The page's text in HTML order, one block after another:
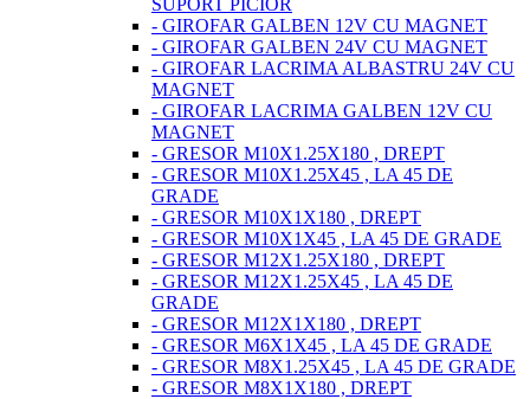
SUPORT PICIOR
- GIROFAR GALBEN 12V CU MAGNET
- GIROFAR GALBEN 24V CU MAGNET
- GIROFAR LACRIMA ALBASTRU 24V CU
MAGNET
- GIROFAR LACRIMA GALBEN 12V CU
MAGNET
- GRESOR M10X1.25X180 , DREPT
- GRESOR M10X1.25X45 , LA 45 DE
GRADE
- GRESOR M10X1X180 , DREPT
- GRESOR M10X1X45 , LA 45 DE GRADE
- GRESOR M12X1.25X180 , DREPT
- GRESOR M12X1.25X45 , LA 45 DE
GRADE
- GRESOR M12X1X180 , DREPT
- GRESOR M6X1X45 , LA 45 DE GRADE
- GRESOR M8X1.25X45 , LA 45 DE GRADE
- GRESOR M8X1X180 , DREPT